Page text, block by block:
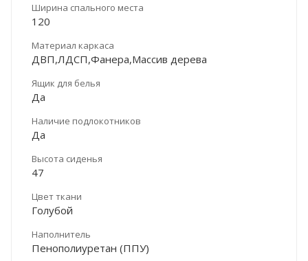
Ширина спального места
120
Материал каркаса
ДВП,ЛДСП,Фанера,Массив дерева
Ящик для белья
Да
Наличие подлокотников
Да
Высота сиденья
47
Цвет ткани
Голубой
Наполнитель
Пенополиуретан (ППУ)